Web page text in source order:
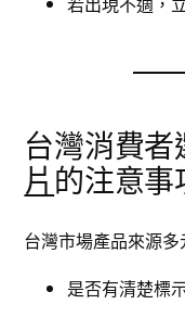
台灣消費者
片 的注意事
台灣市場產品來源
是否有清楚標